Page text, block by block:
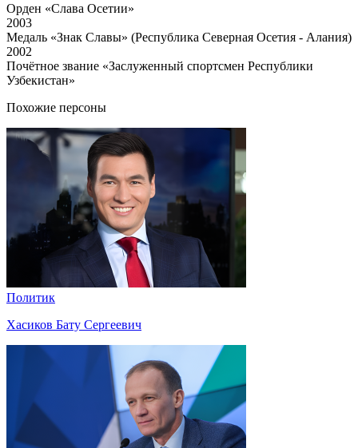
Орден «Слава Осетии»
2003
Медаль «Знак Славы» (Республика Северная Осетия - Алания)
2002
Почётное звание «Заслуженный спортсмен Республики
Узбекистан»
Похожие персоны
Политик
Хасиков Бату Сергеевич